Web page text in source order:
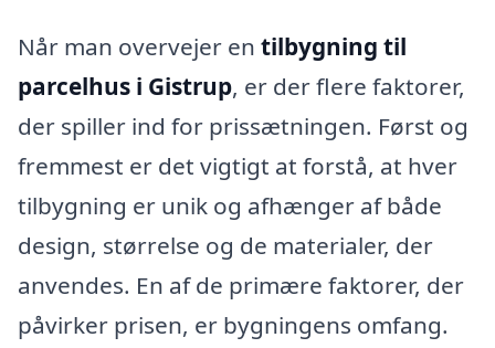
Når man overvejer en tilbygning til
parcelhus i Gistrup, er der flere faktorer,
der spiller ind for prissætningen. Først og
fremmest er det vigtigt at forstå, at hver
tilbygning er unik og afhænger af både
design, størrelse og de materialer, der
anvendes. En af de primære faktorer, der
påvirker prisen, er bygningens omfang.